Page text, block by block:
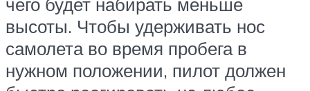
высоты. Чтобы удерживать нос
самолета во время пробега в
нужном положении, пилот должен